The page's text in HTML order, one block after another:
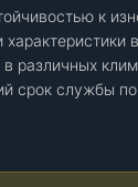
к
различных
срок службы